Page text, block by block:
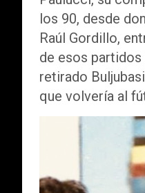
los 90, desde
Raúl Gordillo,
de esos partidos
retirado
que volvería al